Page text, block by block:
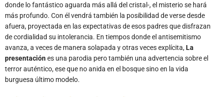
donde lo fantástico aguarda más allá del cristal-, el misterio se hará
más profundo. Con él vendrá también la posibilidad de verse desde
afuera, proyectada en las expectativas de esos padres que disfrazan
de cordialidad su intolerancia. En tiempos donde el antisemitismo
avanza, a veces de manera solapada y otras veces explícita,La
presentaciónes una parodia pero también una advertencia sobre el
terror auténtico, ese que no anida en el bosque sino en la vida
burguesa último modelo.